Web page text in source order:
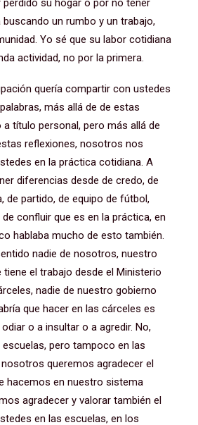
perdido su hogar o por no tener
un rumbo y un trabajo,
Yo sé que su labor cotidiana
actividad, no por la primera.
quería compartir con ustedes
más allá de de estas
título personal, pero más allá de
reflexiones, nosotros nos
en la práctica cotidiana. A
diferencias desde de credo, de
de partido, de equipo de fútbol,
confluir que es en la práctica, en
hablaba mucho de esto también.
nadie de nosotros, nuestro
el trabajo desde el Ministerio
nadie de nuestro gobierno
que hacer en las cárceles es
o a insultar o a agredir. No,
pero tampoco en las
queremos agradecer el
hacemos en nuestro sistema
agradecer y valorar también el
en las escuelas, en los